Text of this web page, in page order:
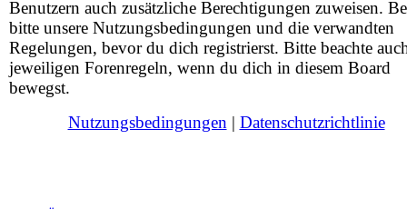
Benutzern auch zusätzliche Berechtigungen zuweisen.
bitte unsere Nutzungsbedingungen und die verwandten
Regelungen, bevor du dich registrierst. Bitte beachte
jeweiligen Forenregeln, wenn du dich in diesem Board
bewegst.
Nutzungsbedingungen | Datenschutzrichtlinie